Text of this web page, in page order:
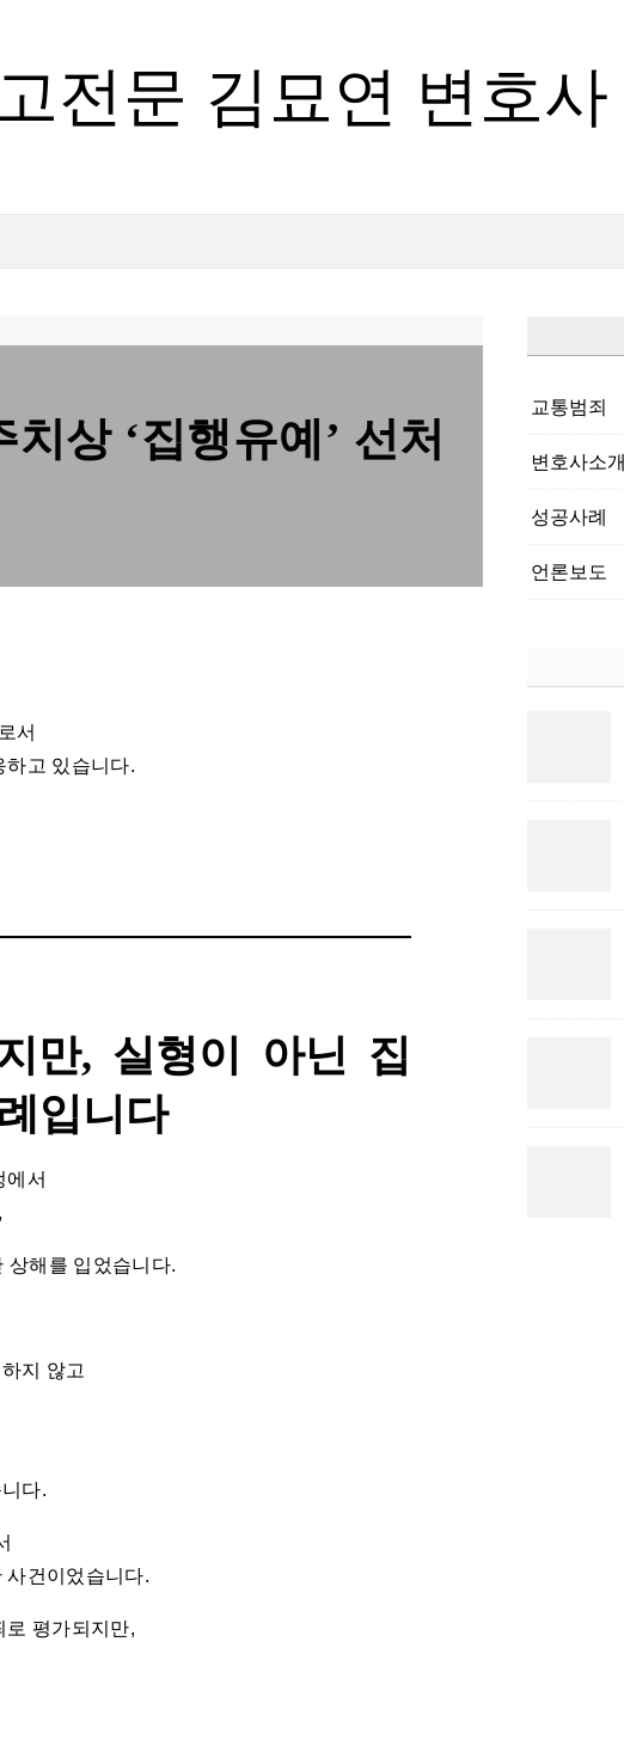
전문 김묘연 변호사
상 ‘집행유예’ 선처
서
하고 있습니다.
만, 실형이 아닌 집
입니다
에서
상해를 입었습니다.
지 않고
다.
사건이었습니다.
로 평가되지만,
교통범죄
변호사소개
성공사례
언론보도